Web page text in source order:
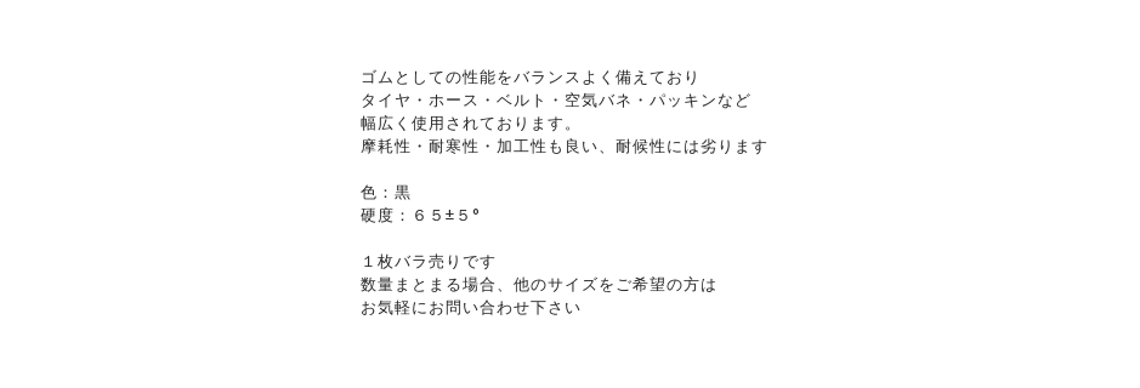
ゴムとしての性能をバランスよく備えており
タイヤ・ホース・ベルト・空気バネ・パッキンなど
幅広く使用されております。
摩耗性・耐寒性・加工性も良い、耐候性には劣ります
色：黒
硬度：６５±５°
１枚バラ売りです
数量まとまる場合、他のサイズをご希望の方は
お気軽にお問い合わせ下さい